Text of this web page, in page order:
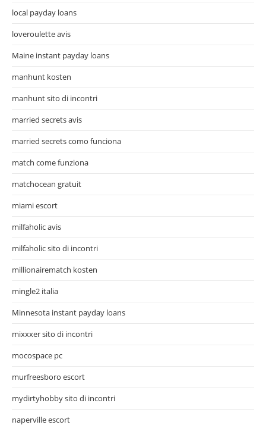
local payday loans
loveroulette avis
Maine instant payday loans
manhunt kosten
manhunt sito di incontri
married secrets avis
married secrets como funciona
match come funziona
matchocean gratuit
miami escort
milfaholic avis
milfaholic sito di incontri
millionairematch kosten
mingle2 italia
Minnesota instant payday loans
mixxxer sito di incontri
mocospace pc
murfreesboro escort
mydirtyhobby sito di incontri
naperville escort